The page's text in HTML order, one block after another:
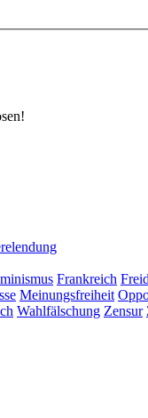
Frankreich
Meinungsfreiheit
Wahlfälschung Zensur